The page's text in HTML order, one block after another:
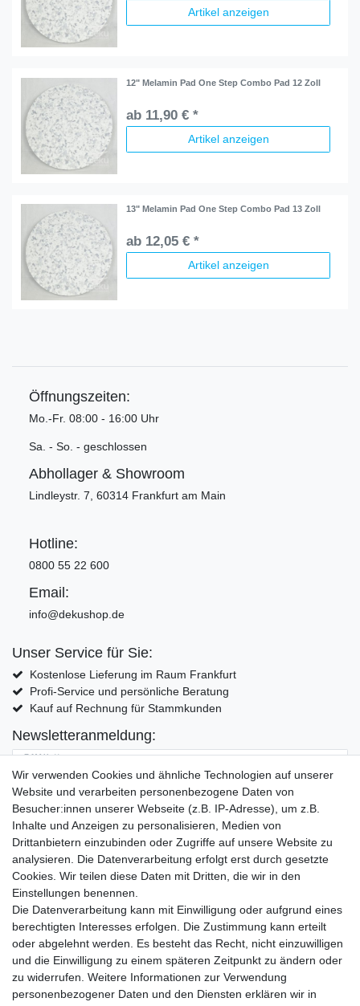
Artikel anzeigen
12" Melamin Pad One Step Combo Pad 12 Zoll
ab 11,90 € *
Artikel anzeigen
13" Melamin Pad One Step Combo Pad 13 Zoll
ab 12,05 € *
Artikel anzeigen
Öffnungszeiten:
Mo.-Fr. 08:00 - 16:00 Uhr
Sa. - So. - geschlossen
Abhollager & Showroom
Lindleystr. 7, 60314 Frankfurt am Main
Hotline:
0800 55 22 600
Email:
info@dekushop.de
Unser Service für Sie:
Kostenlose Lieferung im Raum Frankfurt
Profi-Service und persönliche Beratung
Kauf auf Rechnung für Stammkunden
Newsletteranmeldung:
E-MAIL **
Hiermit bestätige ich, dass ich die Daten­schutz­erklärung
Einwilligung kann ich jederzeit widerrufen.**
Abonnieren
** Hierbei handelt es sich um ein Pflichtfeld.
Widerrufs­recht Widerrufs­formular Impressum
Daten­schutz­erklärung AGB Kontakt
Wir verwenden Cookies und ähnliche Technologien auf unserer
Website und verarbeiten personenbezogene Daten von
Besucher:innen unserer Webseite (z.B. IP-Adresse), um z.B.
Inhalte und Anzeigen zu personalisieren, Medien von
Drittanbietern einzubinden oder Zugriffe auf unsere Website zu
analysieren. Die Datenverarbeitung erfolgt erst durch gesetzte
Cookies. Wir teilen diese Daten mit Dritten, die wir in den
Einstellungen benennen.
Die Datenverarbeitung kann mit Einwilligung oder aufgrund eines
berechtigten Interesses erfolgen. Die Zustimmung kann erteilt
oder abgelehnt werden. Es besteht das Recht, nicht einzuwilligen
und die Einwilligung zu einem späteren Zeitpunkt zu ändern oder
zu widerrufen. Weitere Informationen zur Verwendung
personenbezogener Daten und den Diensten erklären wir in